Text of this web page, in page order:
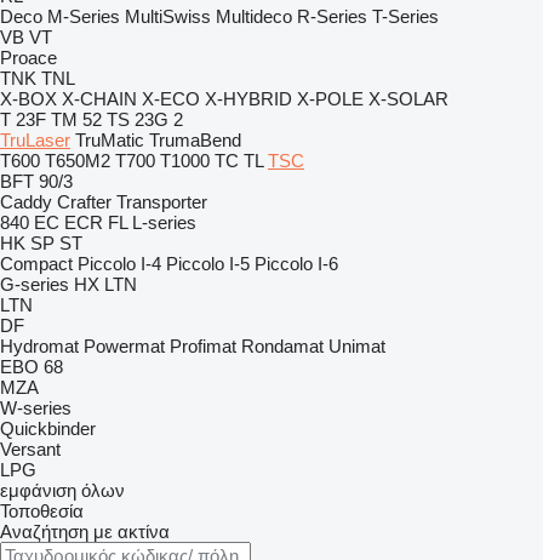
Deco M-Series MultiSwiss Multideco R-Series T-Series
VB VT
Proace
TNK TNL
X-BOX X-CHAIN X-ECO X-HYBRID X-POLE X-SOLAR
T 23F TM 52 TS 23G 2
TruLaser TruMatic TrumaBend
T600 T650M2 T700 T1000 TC TL TSC
BFT 90/3
Caddy Crafter Transporter
840 EC ECR FL L-series
HK SP ST
Compact Piccolo I-4 Piccolo I-5 Piccolo I-6
G-series HX LTN
LTN
DF
Hydromat Powermat Profimat Rondamat Unimat
EBO 68
MZA
W-series
Quickbinder
Versant
LPG
εμφάνιση όλων
Τοποθεσία
Αναζήτηση με ακτίνα